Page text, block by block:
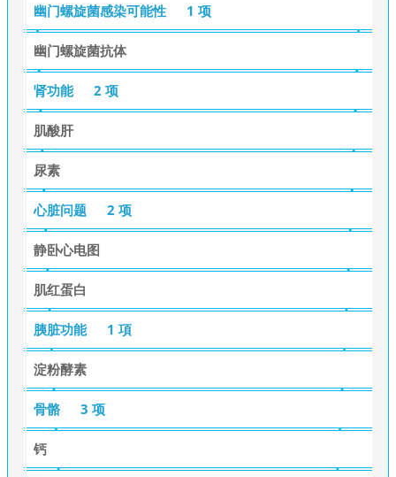
幽门螺旋菌感染可能性 1 项
幽门螺旋菌抗体
肾功能 2 项
肌酸肝
尿素
心脏问题 2 项
静卧心电图
肌红蛋白
胰脏功能 1 項
淀粉酵素
骨骼 3 项
钙